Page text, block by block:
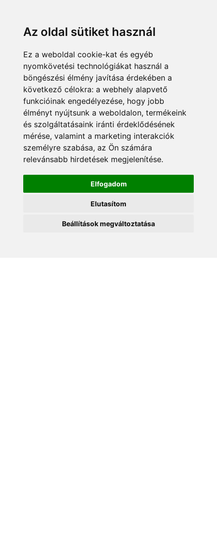
Az oldal sütiket használ
Ez a weboldal cookie-kat és egyéb
nyomkövetési technológiákat használ a
böngészési élmény javítása érdekében a
következő célokra: a webhely alapvető
funkcióinak engedélyezése, hogy jobb
élményt nyújtsunk a weboldalon, termékeink
és szolgáltatásaink iránti érdeklődésének
mérése, valamint a marketing interakciók
személyre szabása, az Ön számára
relevánsabb hirdetések megjelenítése.
Elfogadom
Elutasítom
Beállítások megváltoztatása